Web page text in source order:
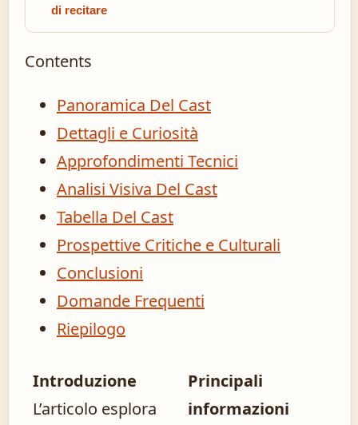
di recitare
Contents
Panoramica Del Cast
Dettagli e Curiosità
Approfondimenti Tecnici
Analisi Visiva Del Cast
Tabella Del Cast
Prospettive Critiche e Culturali
Conclusioni
Domande Frequenti
Riepilogo
Introduzione
L’articolo esplora
Principali
informazioni